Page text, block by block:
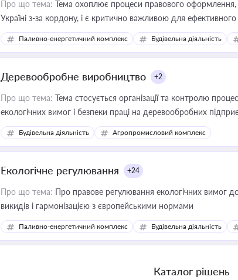
Про що тема: Тема охоплює процеси правового оформлення,
Україні з-за кордону, і є критично важливою для
інфраструктурних проєктів
Паливно-енергетичний комплекс Будівельна діяльність
Деревообробне виробництво +2
Про що тема: Тема стосується організації та контролю
екологічних вимог і безпеки праці на деревообробних
Будівельна діяльність Агропромисловий комплекс
Екологічне регулювання +24
Про що тема: Про правове регулювання екологічних вимог
викидів і гармонізацією з європейськими нормами
Паливно-енергетичний комплекс Будівельна діяльність
Каталог рішень